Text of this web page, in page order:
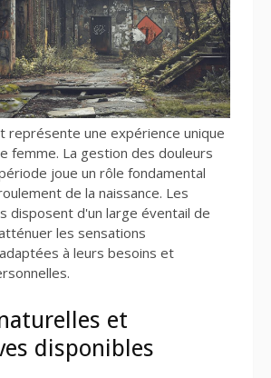
représente une expérience unique
femme. La gestion des douleurs
joue un rôle fondamental
de la naissance. Les
disposent d'un large éventail de
les sensations
à leurs besoins et
et
disponibles